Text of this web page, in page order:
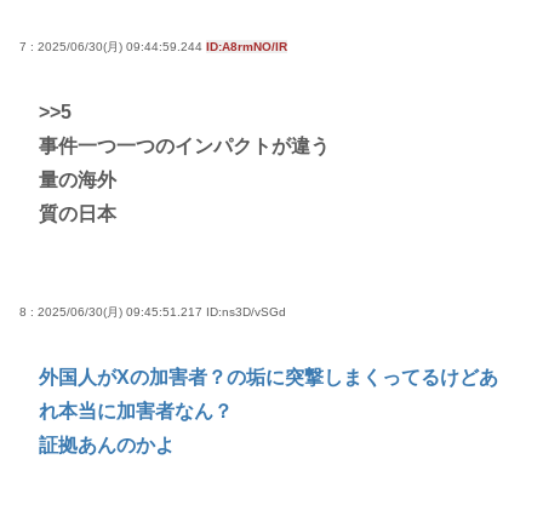
7 : 2025/06/30(月) 09:44:59.244 ID:A8rmNO/lR
>>5
事件一つ一つのインパクトが違う
量の海外
質の日本
8 : 2025/06/30(月) 09:45:51.217 ID:ns3D/vSGd
外国人がXの加害者？の垢に突撃しまくってるけどあ
れ本当に加害者なん？
証拠あんのかよ